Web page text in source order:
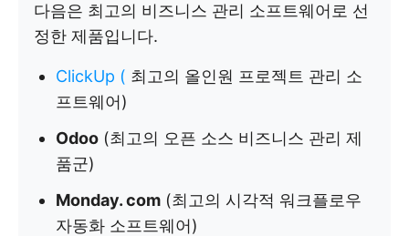
다음은 최고의 비즈니스 관리 소프트웨어로 선
정한 제품입니다.
ClickUp ( 최고의 올인원 프로젝트 관리 소
프트웨어)
Odoo (최고의 오픈 소스 비즈니스 관리 제
품군)
Monday. com (최고의 시각적 워크플로우
자동화 소프트웨어)